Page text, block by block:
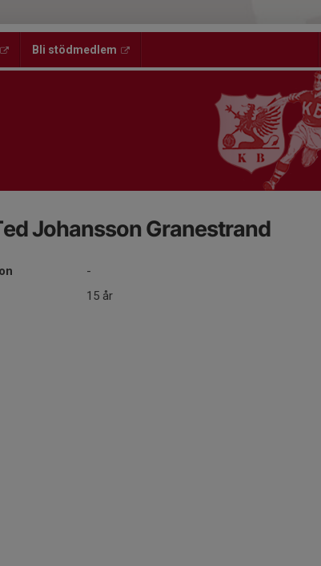
Bli stödmedlem
Johansson Granestrand
-
15 år